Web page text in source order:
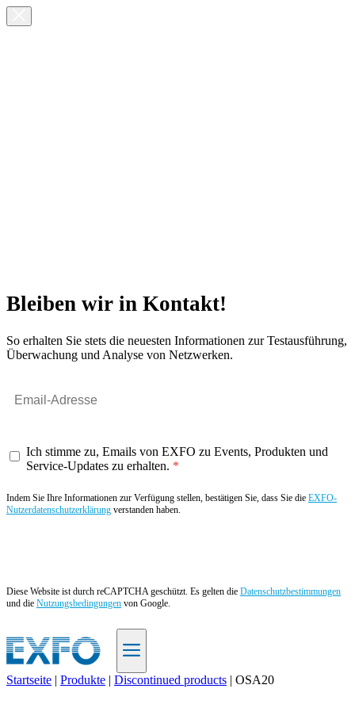
Bleiben wir in Kontakt!
So erhalten Sie stets die neuesten Informationen zur Testausführung,
Überwachung und Analyse von Netzwerken.
Ich stimme zu, Emails von EXFO zu Events, Produkten und
Service-Updates zu erhalten.
Indem Sie Ihre Informationen zur Verfügung stellen, bestätigen Sie, dass Sie die EXFO-
Nutzerdatenschutzerklärung verstanden haben.
Diese Website ist durch reCAPTCHA geschützt. Es gelten die Datenschutzbestimmungen
und die Nutzungsbedingungen von Google.
Startseite | Produkte | Discontinued products | OSA20